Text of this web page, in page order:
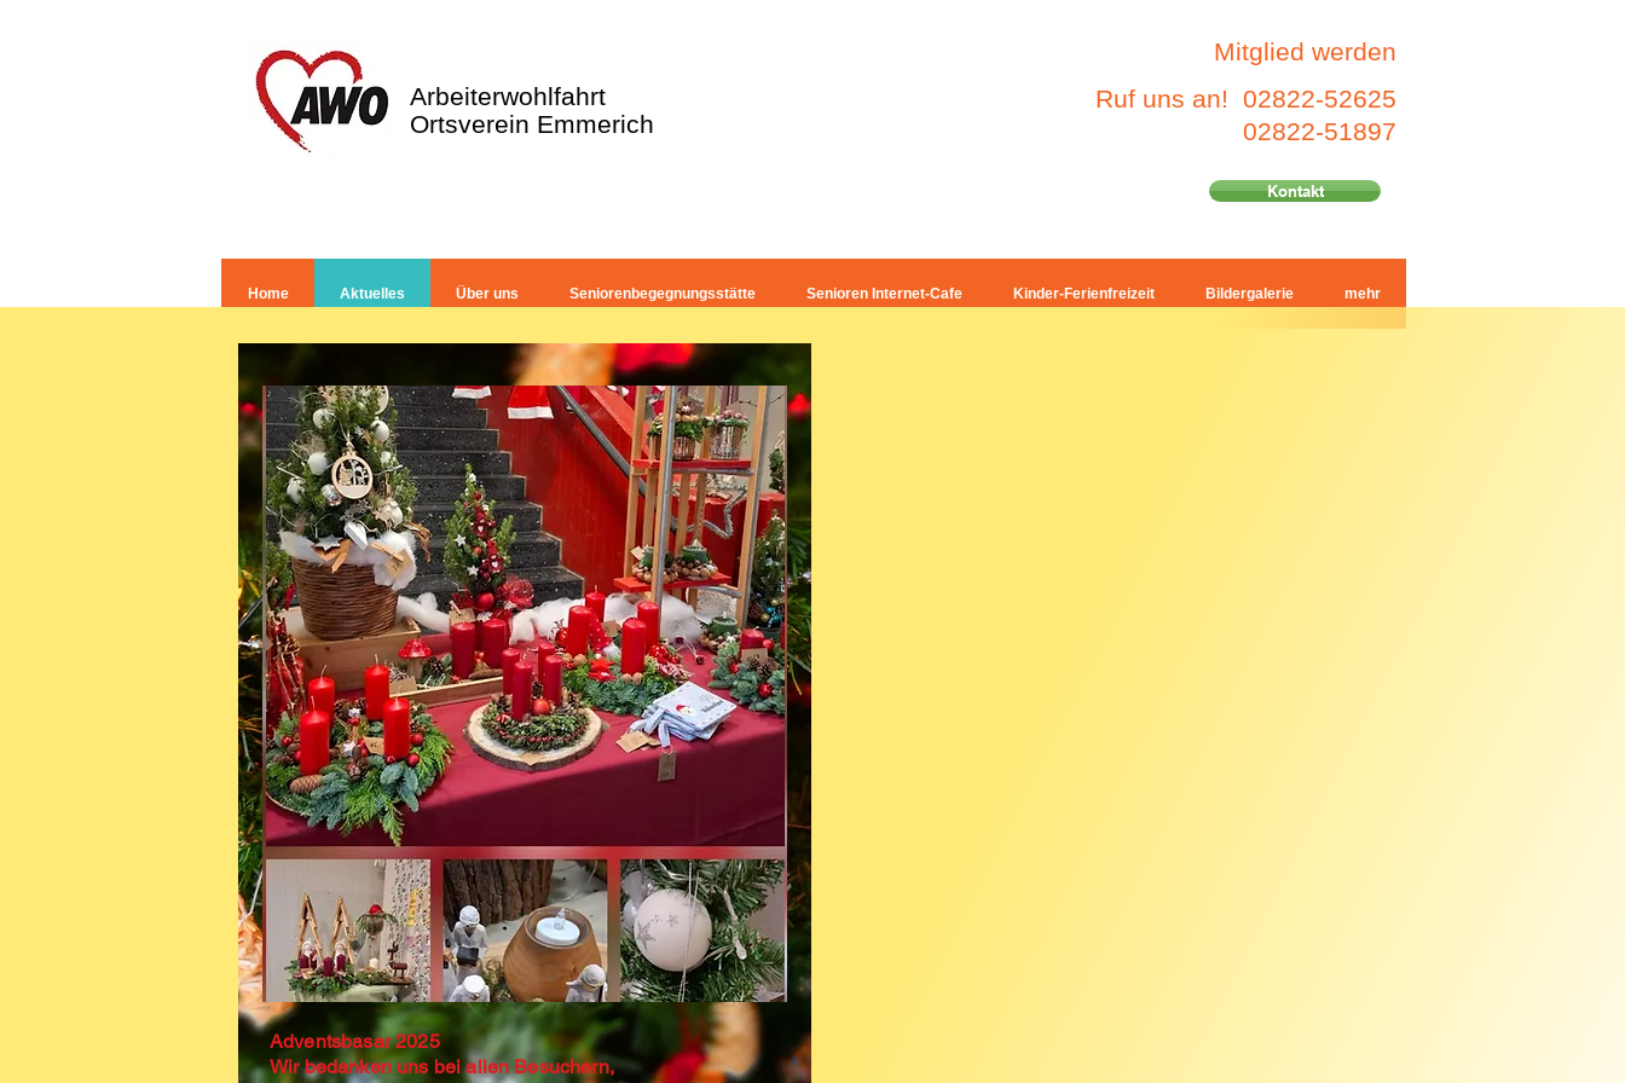
Arbeiterwohlfahrt
Ortsverein Emmerich
Mitglied werden
Ruf uns an! 02822-52625
02822-51897
Kontakt
Home Aktuelles Über uns Seniorenbegegnungsstätte Senioren Internet-Cafe Kinder-Ferienfreizeit Bildergalerie mehr
Adventsbasar 2025
Wir bedanken uns bei allen Besuchern,